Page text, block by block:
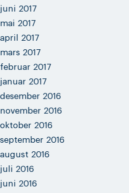
juni 2017
mai 2017
april 2017
mars 2017
februar 2017
januar 2017
desember 2016
november 2016
oktober 2016
september 2016
august 2016
juli 2016
juni 2016